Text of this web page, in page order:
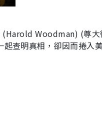
(Harold Woodman) (尊大
查明真相，卻因而捲入